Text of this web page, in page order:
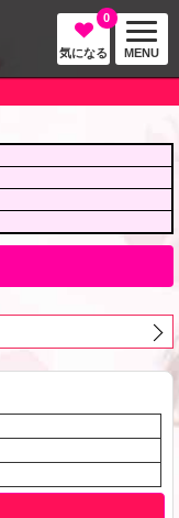
MENU
気になる
0